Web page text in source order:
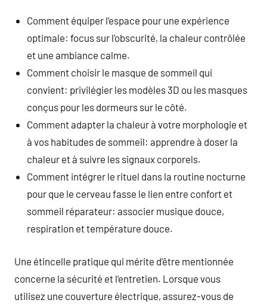
Comment équiper l’espace pour une expérience
optimale: focus sur l’obscurité, la chaleur contrôlée
et une ambiance calme.
Comment choisir le masque de sommeil qui
convient: privilégier les modèles 3D ou les masques
conçus pour les dormeurs sur le côté.
Comment adapter la chaleur à votre morphologie et
à vos habitudes de sommeil: apprendre à doser la
chaleur et à suivre les signaux corporels.
Comment intégrer le rituel dans la routine nocturne
pour que le cerveau fasse le lien entre confort et
sommeil réparateur: associer musique douce,
respiration et température douce.
Une étincelle pratique qui mérite d’être mentionnée
concerne la sécurité et l’entretien. Lorsque vous
utilisez une couverture électrique, assurez-vous de